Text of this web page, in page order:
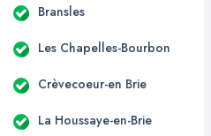
Bransles
Les Chapelles-Bourbon
Crèvecoeur-en Brie
La Houssaye-en-Brie